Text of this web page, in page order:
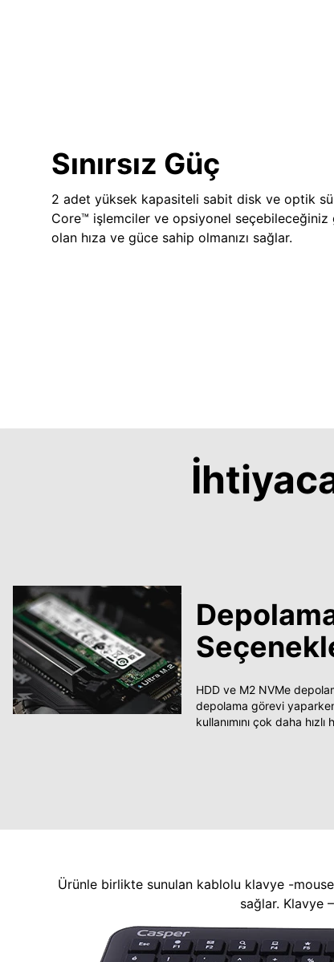
Sınırsız Güç
2 adet yüksek kapasiteli sabit disk ve optik
Core™ işlemciler ve opsiyonel seçebileceğiniz
olan hıza ve güce sahip olmanızı sağlar.
HDD ve M2 NVMe
depolama görevi
kullanımını çok daha hızlı
Ürünle birlikte sunulan kablolu klavye -
sağlar. Klavye